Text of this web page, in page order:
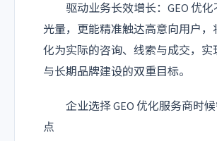
驱动业务长效增长：GEO 优化
光量，更能精准触达高意向用户，
化为实际的咨询、线索与成交，实
与长期品牌建设的双重目标。
企业选择 GEO 优化服务商时候
点